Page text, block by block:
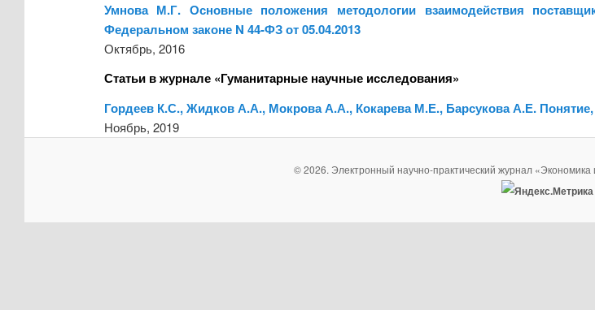
Умнова М.Г. Основные положения методологии взаимодействия
Федеральном законе N 44-ФЗ от 05.04.2013
Октябрь, 2016
Статьи в журнале «Гуманитарные научные исследования»
Гордеев К.С., Жидков А.А., Мокрова А.А., Кокарева М.Е., Барсукова А.Е.
Ноябрь, 2019
© 2026. Электронный научно-практический журнал